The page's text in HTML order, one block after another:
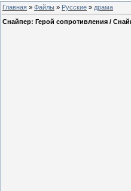
Главная » Файлы » Русские » драма
Снайпер: Герой сопротивления /